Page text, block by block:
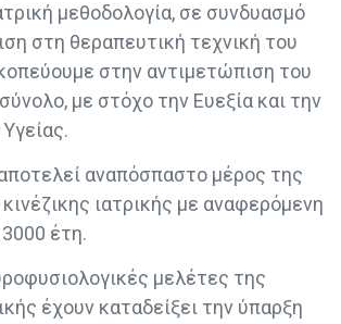
μεθοδολογία, σε συνδυασμό
στη θεραπευτική τεχνική του
στην αντιμετώπιση του
με στόχο την Ευεξία και την
αναπόσπαστο μέρος της
ιατρικής με αναφερόμενη
3000 έτη.
μελέτες της
έχουν καταδείξει την ύπαρξη